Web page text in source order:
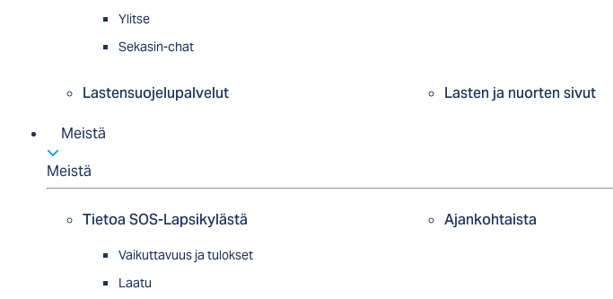
Ylitse
Sekasin-chat
Lastensuojelupalvelut Lasten ja nuorten sivut
Meistä
Meistä
Tietoa SOS-Lapsikylästä
Vaikuttavuus ja tulokset
Laatu
Ajankohtaista